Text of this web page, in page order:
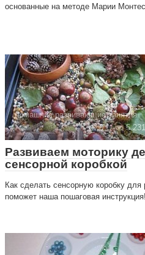
основанные на методе Марии
Домашние развивающие занятия
0
5
Развиваем моторику
сенсорной коробкой
Как сделать сенсорную коробку для
поможет наша пошаговая инструкция!